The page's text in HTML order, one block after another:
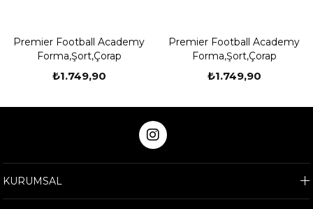
Premier Football Academy
Forma,Şort,Çorap
₺1.749,90
Premier Football Academy
Forma,Şort,Çorap
₺1.749,90
KURUMSAL